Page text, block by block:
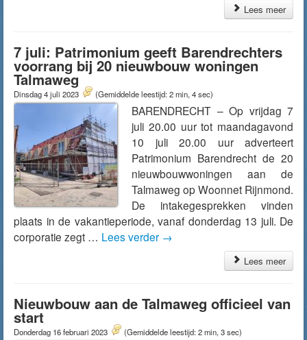
Lees meer
7 juli: Patrimonium geeft Barendrechters
voorrang bij 20 nieuwbouw woningen
Talmaweg
Dinsdag 4 juli 2023 (Gemiddelde leestijd: 2 min, 4 sec)
BARENDRECHT – Op vrijdag 7
juli 20.00 uur tot maandagavond
10 juli 20.00 uur adverteert
Patrimonium Barendrecht de 20
nieuwbouwwoningen aan de
Talmaweg op Woonnet Rijnmond.
De intakegesprekken vinden
plaats in de vakantieperiode, vanaf donderdag 13 juli. De
corporatie zegt … Lees verder →
Lees meer
Nieuwbouw aan de Talmaweg officieel van
start
Donderdag 16 februari 2023 (Gemiddelde leestijd: 2 min, 3 sec)